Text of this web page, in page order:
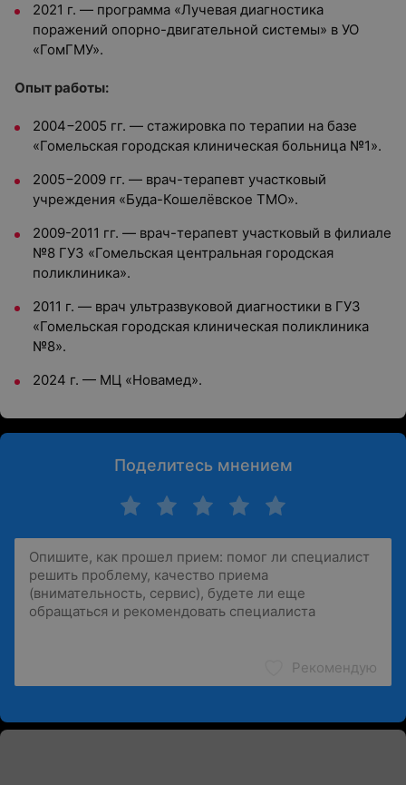
2021 г. — программа «Лучевая диагностика
поражений опорно-двигательной системы» в УО
«ГомГМУ».
Опыт работы:
2004−2005 гг. — стажировка по терапии на базе
«Гомельская городская клиническая больница №1».
2005−2009 гг. — врач-терапевт участковый
учреждения «Буда-Кошелёвское ТМО».
2009-2011 гг. — врач-терапевт участковый в филиале
№8 ГУЗ «Гомельская центральная городская
поликлиника».
2011 г. — врач ультразвуковой диагностики в ГУЗ
«Гомельская городская клиническая поликлиника
№8».
2024 г. — МЦ «Новамед».
Поделитесь мнением
Рекомендую